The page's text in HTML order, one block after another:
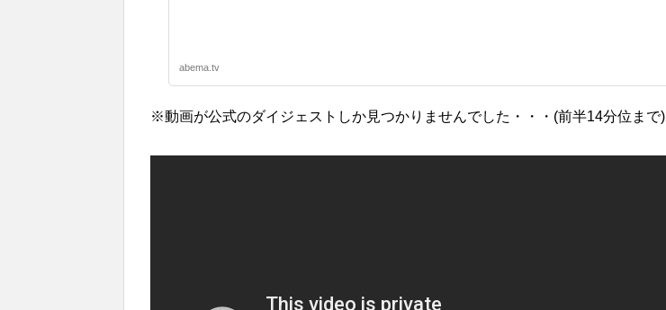
abema.tv
※動画が公式のダイジェストしか見つかりませんでした・・・(前半14分位まで)